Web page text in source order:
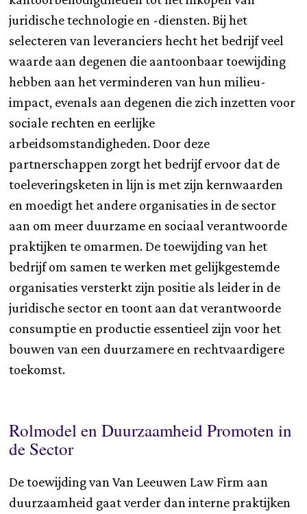
juridische technologie en -diensten. Bij het
selecteren van leveranciers hecht het bedrijf veel
waarde aan degenen die aantoonbaar toewijding
hebben aan het verminderen van hun milieu-
impact, evenals aan degenen die zich inzetten voor
sociale rechten en eerlijke
arbeidsomstandigheden. Door deze
partnerschappen zorgt het bedrijf ervoor dat de
toeleveringsketen in lijn is met zijn kernwaarden
en moedigt het andere organisaties in de sector
aan om meer duurzame en sociaal verantwoorde
praktijken te omarmen. De toewijding van het
bedrijf om samen te werken met gelijkgestemde
organisaties versterkt zijn positie als leider in de
juridische sector en toont aan dat verantwoorde
consumptie en productie essentieel zijn voor het
bouwen van een duurzamere en rechtvaardigere
toekomst.
Rolmodel en Duurzaamheid Promoten in
de Sector
De toewijding van Van Leeuwen Law Firm aan
duurzaamheid gaat verder dan interne praktijken